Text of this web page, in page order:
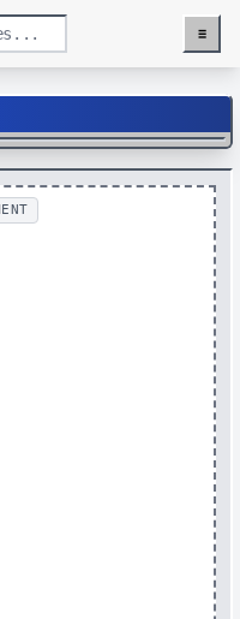
Menu
≡